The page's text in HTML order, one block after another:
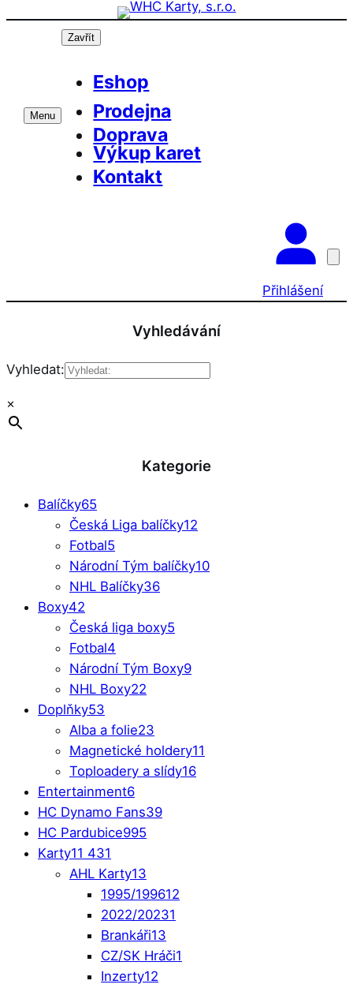
Přeskočit
Menu
Zavřít
Eshop
Prodejna
Doprava
Výkup karet
Kontakt
Přihlášení
Vyhledávání
Vyhledat:
×
Kategorie
Balíčky65
Česká Liga balíčky12
Fotbal5
Národní Tým balíčky10
NHL Balíčky36
Boxy42
Česká liga boxy5
Fotbal4
Národní Tým Boxy9
NHL Boxy22
Doplňky53
Alba a folie23
Magnetické holdery11
Toploadery a slídy16
Entertainment6
HC Dynamo Fans39
HC Pardubice995
Karty11 431
AHL Karty13
1995/199612
2022/20231
Brankáři13
CZ/SK Hráči1
Inzerty12